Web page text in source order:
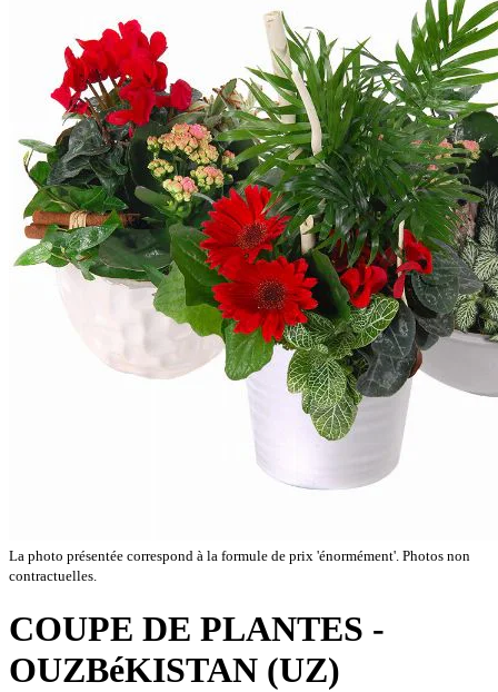
La photo présentée correspond à la formule de prix 'énormément'. Photos non
contractuelles.
COUPE DE PLANTES -
OUZBéKISTAN (UZ)